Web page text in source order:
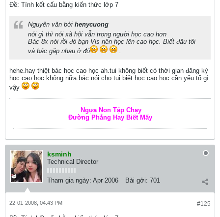
Ðề: Tính kết cấu bằng kiến thức lớp 7
Nguyên văn bởi henycuong
nói gì thì nói xã hội vẫn trọng người học cao hơn
Bác 8x nói rồi đó bạn Vis nên học lên cao học. Biết đâu tôi
và bác gặp nhau ở đó
.
hehe.hay thiệt bác học cao học ah.tui không biết có thời gian đăng ký
học cao học không nữa.bác nói cho tui biết học cao học cần yếu tố gì
vậy
Ngựa Non Tập Chạy
Đường Phẳng Hay Biết Mấy
ksminh
Technical Director
Tham gia ngày: Apr 2006 Bài gởi: 701
#125
22-01-2008, 04:43 PM